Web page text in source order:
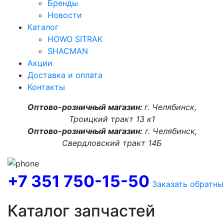
Бренды
Новости
Каталог
HOWO SITRAK
SHACMAN
Акции
Доставка и оплата
Контакты
Оптово-розничный магазин: г. Челябинск,
Троицкий тракт 13 к1
Оптово-розничный магазин:г. Челябинск,
Свердловский тракт 14Б
+7 351 750-15-50 Заказать
Каталог запчастей